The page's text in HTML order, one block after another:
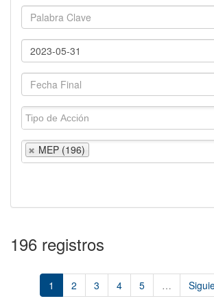
MEP (196)
196 registros
1 2 3 4 5 …